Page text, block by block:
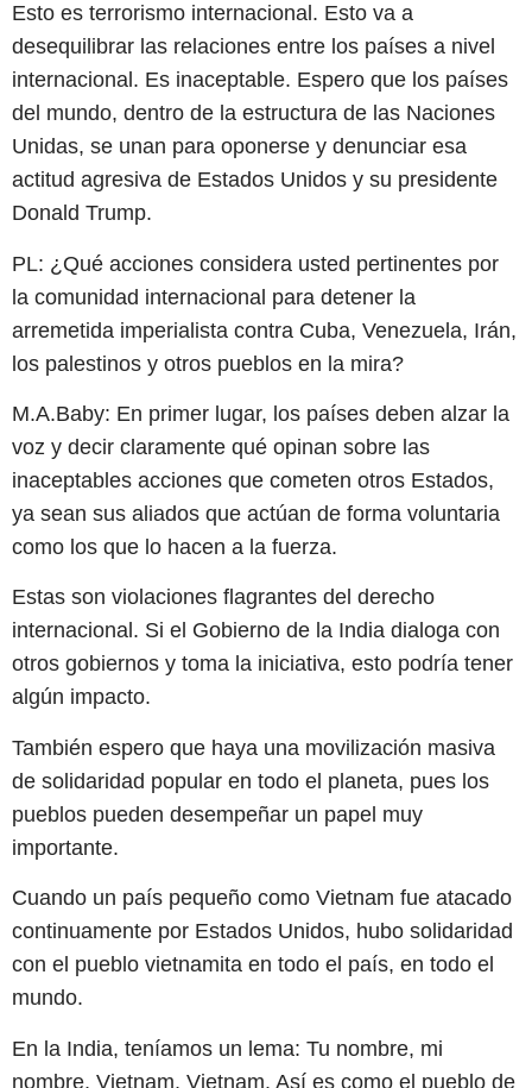
Esto es terrorismo internacional. Esto va a
desequilibrar las relaciones entre los países a nivel
internacional. Es inaceptable. Espero que los países
del mundo, dentro de la estructura de las Naciones
Unidas, se unan para oponerse y denunciar esa
actitud agresiva de Estados Unidos y su presidente
Donald Trump.
PL: ¿Qué acciones considera usted pertinentes por
la comunidad internacional para detener la
arremetida imperialista contra Cuba, Venezuela, Irán,
los palestinos y otros pueblos en la mira?
M.A.Baby: En primer lugar, los países deben alzar la
voz y decir claramente qué opinan sobre las
inaceptables acciones que cometen otros Estados,
ya sean sus aliados que actúan de forma voluntaria
como los que lo hacen a la fuerza.
Estas son violaciones flagrantes del derecho
internacional. Si el Gobierno de la India dialoga con
otros gobiernos y toma la iniciativa, esto podría tener
algún impacto.
También espero que haya una movilización masiva
de solidaridad popular en todo el planeta, pues los
pueblos pueden desempeñar un papel muy
importante.
Cuando un país pequeño como Vietnam fue atacado
continuamente por Estados Unidos, hubo solidaridad
con el pueblo vietnamita en todo el país, en todo el
mundo.
En la India, teníamos un lema: Tu nombre, mi
nombre, Vietnam, Vietnam. Así es como el pueblo de